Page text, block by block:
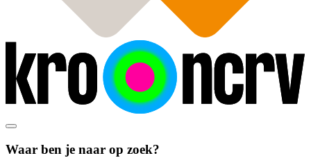
Waar ben je naar op zoek?